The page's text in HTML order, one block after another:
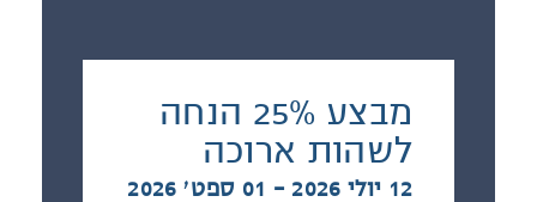
מבצע 25% הנחה
לשהות ארוכה
12 יולי 2026 - 01 ספט׳ 2026